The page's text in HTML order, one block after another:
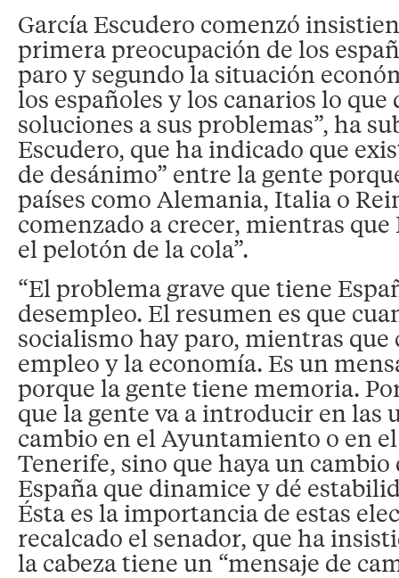
García Escudero comenzó
primera preocupación de los
paro y segundo la situación
los españoles y los canarios lo que
soluciones a sus problemas”, ha
Escudero, que ha indicado que
de desánimo” entre la gente
países como Alemania, Italia o
comenzado a crecer, mientras que
el pelotón de la cola”.
“El problema grave que tiene
desempleo. El resumen es que
socialismo hay paro, mientras que
empleo y la economía. Es un
porque la gente tiene memoria.
que la gente va a introducir en las
cambio en el Ayuntamiento o en
Tenerife, sino que haya un cambio
España que dinamice y dé
Ésta es la importancia de estas
recalcado el senador, que ha
la cabeza tiene un “mensaje de